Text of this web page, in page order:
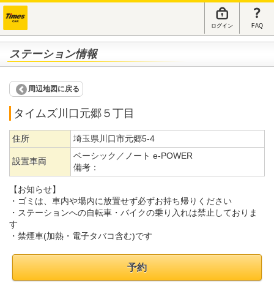
ログイン FAQ
ステーション情報
周辺地図に戻る
タイムズ川口元郷５丁目
住所 埼玉県川口市元郷5-4
設置車両
ベーシック／ノート e-POWER
備考：
【お知らせ】
・ゴミは、車内や場内に放置せず必ずお持ち帰りください
・ステーションへの自転車・バイクの乗り入れは禁止しておりま
す
・禁煙車(加熱・電子タバコ含む)です
予約